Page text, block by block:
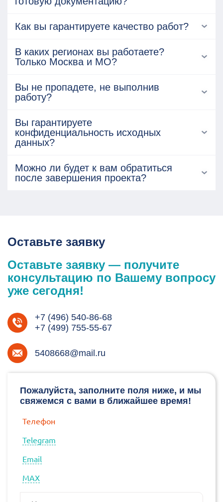
Как вы гарантируете качество работ?
В каких регионах вы работаете?
Только Москва и МО?
Вы не пропадете, не выполнив
работу?
Вы гарантируете
конфиденциальность исходных
данных?
Можно ли будет к вам обратиться
после завершения проекта?
Оставьте заявку
Пожалуйста, заполните поля ниже, и мы
свяжемся с вами в ближайшее время!
Телефон
Telegram
Email
МАХ
Оставьте заявку — получите
консультацию по Вашему вопросу
уже сегодня!
+7 (496) 540-86-68
+7 (499) 755-55-67
5408668@mail.ru